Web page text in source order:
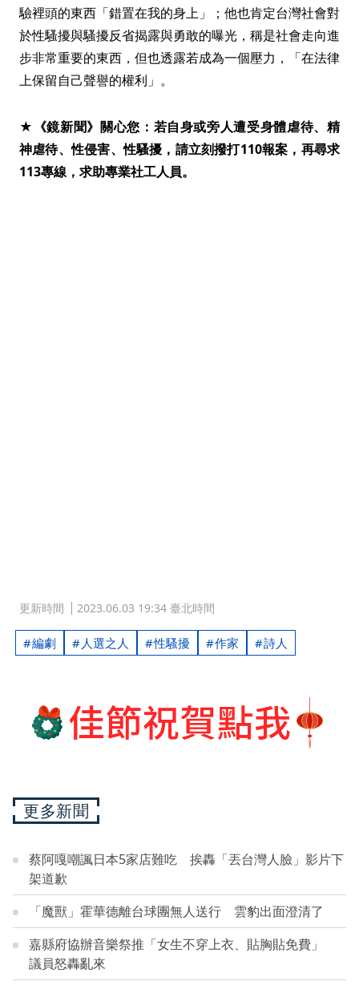
驗裡頭的東西「錯置在我的身上」；他也肯定台灣社會對
於性騷擾與騷擾反省揭露與勇敢的曝光，稱是社會走向進
步非常重要的東西，但也透露若成為一個壓力，「在法律
上保留自己聲譽的權利」。
★《鏡新聞》關心您：若自身或旁人遭受身體虐待、精
神虐待、性侵害、性騷擾，請立刻撥打110報案，再尋求
113專線，求助專業社工人員。
更新時間 2023.06.03 19:34 臺北時間
編劇 人選之人 性騷擾 作家 詩人
更多新聞
蔡阿嘎嘲諷日本5家店難吃 挨轟「丟台灣人臉」影片下
架道歉
「魔獸」霍華德離台球團無人送行 雲豹出面澄清了
嘉縣府協辦音樂祭推「女生不穿上衣、貼胸貼免費」
議員怒轟亂來